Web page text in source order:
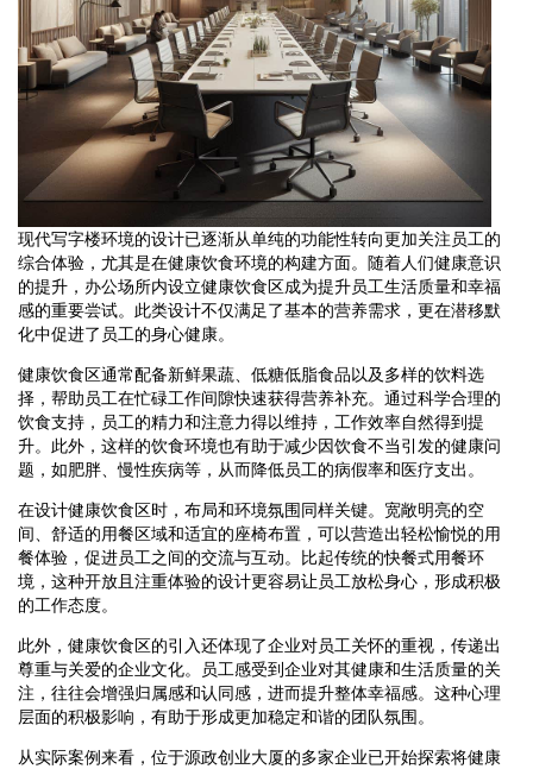
现代写字楼环境的设计已逐渐从单纯的功能性转向更加关注员工的
综合体验，尤其是在健康饮食环境的构建方面。随着人们健康意识
的提升，办公场所内设立健康饮食区成为提升员工生活质量和幸福
感的重要尝试。此类设计不仅满足了基本的营养需求，更在潜移默
化中促进了员工的身心健康。
健康饮食区通常配备新鲜果蔬、低糖低脂食品以及多样的饮料选
择，帮助员工在忙碌工作间隙快速获得营养补充。通过科学合理的
饮食支持，员工的精力和注意力得以维持，工作效率自然得到提
升。此外，这样的饮食环境也有助于减少因饮食不当引发的健康问
题，如肥胖、慢性疾病等，从而降低员工的病假率和医疗支出。
在设计健康饮食区时，布局和环境氛围同样关键。宽敞明亮的空
间、舒适的用餐区域和适宜的座椅布置，可以营造出轻松愉悦的用
餐体验，促进员工之间的交流与互动。比起传统的快餐式用餐环
境，这种开放且注重体验的设计更容易让员工放松身心，形成积极
的工作态度。
此外，健康饮食区的引入还体现了企业对员工关怀的重视，传递出
尊重与关爱的企业文化。员工感受到企业对其健康和生活质量的关
注，往往会增强归属感和认同感，进而提升整体幸福感。这种心理
层面的积极影响，有助于形成更加稳定和谐的团队氛围。
从实际案例来看，位于源政创业大厦的多家企业已开始探索将健康